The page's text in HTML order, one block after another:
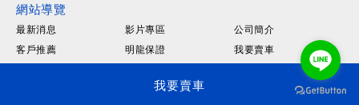
網站導覽
最新消息 影片專區
公司簡介
客戶推薦
明龍保證
我要賣車
我要賣車